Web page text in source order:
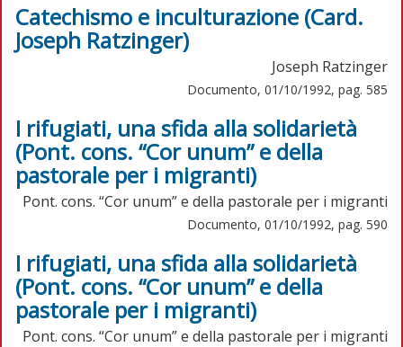
Catechismo e inculturazione (Card.
Joseph Ratzinger)
Joseph Ratzinger
Documento, 01/10/1992, pag. 585
I rifugiati, una sfida alla solidarietà
(Pont. cons. “Cor unum” e della
pastorale per i migranti)
Pont. cons. “Cor unum” e della pastorale per i migranti
Documento, 01/10/1992, pag. 590
I rifugiati, una sfida alla solidarietà
(Pont. cons. “Cor unum” e della
pastorale per i migranti)
Pont. cons. “Cor unum” e della pastorale per i migranti